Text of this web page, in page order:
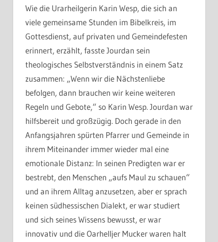
Wie die Urarheilgerin Karin Wesp, die sich an
viele gemeinsame Stunden im Bibelkreis, im
Gottesdienst, auf privaten und Gemeindefesten
erinnert, erzählt, fasste Jourdan sein
theologisches Selbstverständnis in einem Satz
zusammen: „Wenn wir die Nächstenliebe
befolgen, dann brauchen wir keine weiteren
Regeln und Gebote,“ so Karin Wesp. Jourdan war
hilfsbereit und großzügig. Doch gerade in den
Anfangsjahren spürten Pfarrer und Gemeinde in
ihrem Miteinander immer wieder mal eine
emotionale Distanz: In seinen Predigten war er
bestrebt, den Menschen „aufs Maul zu schauen“
und an ihrem Alltag anzusetzen, aber er sprach
keinen südhessischen Dialekt, er war studiert
und sich seines Wissens bewusst, er war
innovativ und die Oarhelljer Mucker waren halt